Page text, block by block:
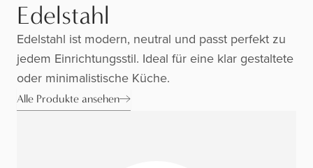
Edelstahl
Edelstahl ist modern, neutral und passt perfekt zu
jedem Einrichtungsstil. Ideal für eine klar gestaltete
oder minimalistische Küche.
Alle Produkte ansehen